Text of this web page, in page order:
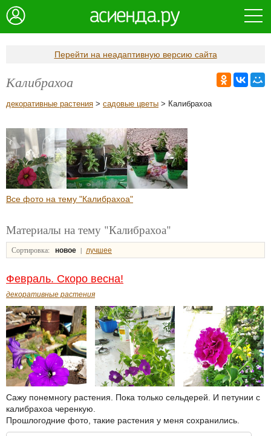
Перейти на неадаптивную версию сайта
Калибрахоа
декоративные растения > садовые цветы > Калибрахоа
Все фото на тему "Калибрахоа"
Материалы на тему "Калибрахоа"
Сортировка: новое | лучшее
Февраль. Скоро весна!
декоративные растения
Сажу понемногу растения. Пока только сельдерей. И петунии с
калибрахоа черенкую.
Прошлогодние фото, такие растения у меня сохранились.